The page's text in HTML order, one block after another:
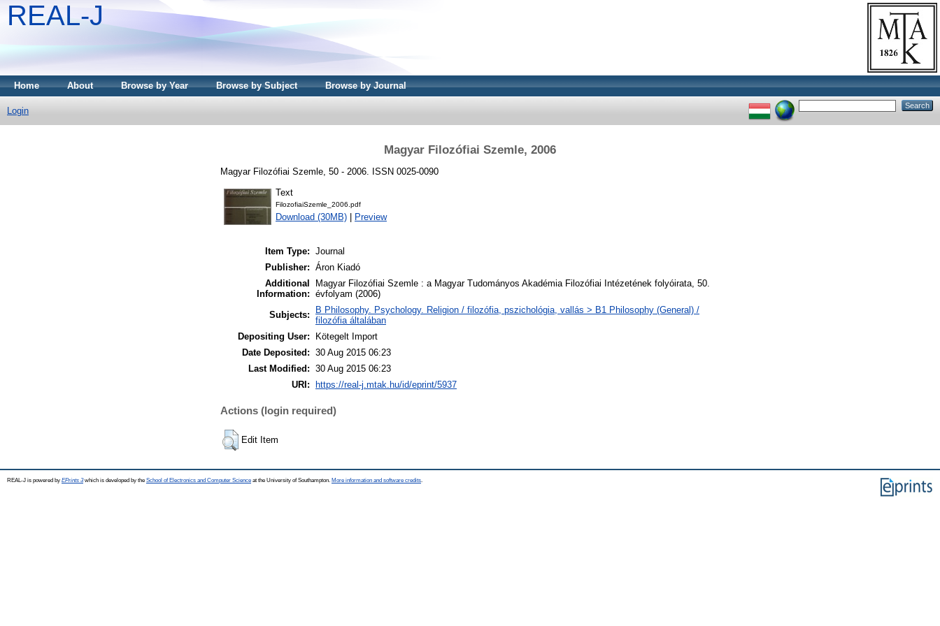
REAL-J
Home About Browse by Year Browse by Subject Browse by Journal
Login
Magyar Filozófiai Szemle, 2006
Magyar Filozófiai Szemle, 50 - 2006. ISSN 0025-0090
Text
FilozofiaiSzemle_2006.pdf
Download (30MB) Preview
Item Type: Journal
Publisher: Áron Kiadó
Additional
Information:
Magyar Filozófiai Szemle : a Magyar Tudományos Akadémia Filozófiai Intézetének folyóirata, 50.
évfolyam (2006)
Subjects:
B Philosophy. Psychology. Religion / filozófia, pszichológia, vallás > B1 Philosophy (General) /
filozófia általában
Depositing User:
Kötegelt Import
Date Deposited: 30 Aug 2015 06:23
Last Modified: 30 Aug 2015 06:23
URI:
https://real-j.mtak.hu/id/eprint/5937
Actions (login required)
Edit Item
REAL-J is powered by EPrints 3which is developed by the School of Electronics and Computer Science at the University of Southampton. More information and software credits